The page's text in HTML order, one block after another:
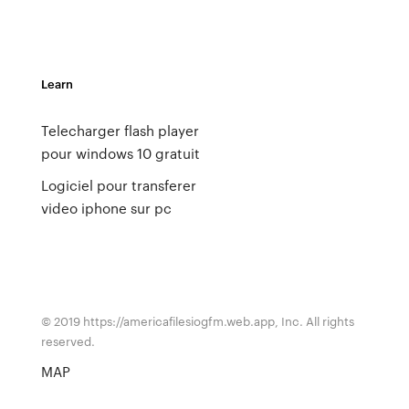
Learn
Telecharger flash player
pour windows 10 gratuit
Logiciel pour transferer
video iphone sur pc
© 2019 https://americafilesiogfm.web.app, Inc. All rights
reserved.
MAP